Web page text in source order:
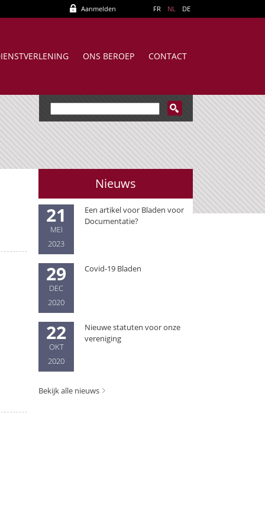
Aanmelden FR NL DE
ONS BEROEP CONTACT
Nieuws
21
MEI
2023
Een artikel voor Bladen voor
Documentatie?
29
DEC
2020
Covid-19 Bladen
22
OKT
2020
Nieuwe statuten voor onze
vereniging
Bekijk alle nieuws